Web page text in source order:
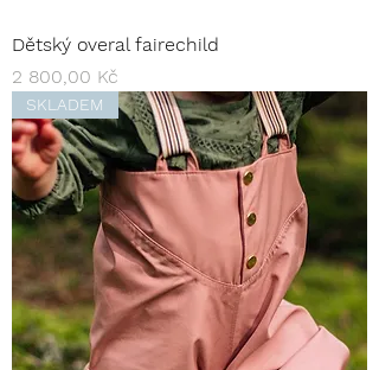
Dětský overal fairechild
Cena
2 800,00 Kč
SKLADEM